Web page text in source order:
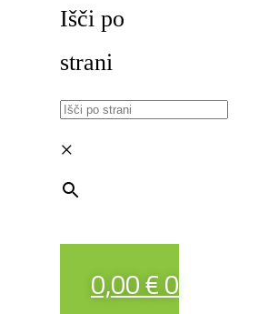
Išči po
strani
×
0,00€0